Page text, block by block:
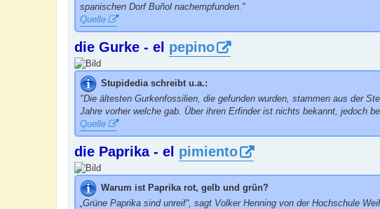
spanischen Dorf Buñol nachempfunden."
Quelle
die Gurke - el pepino
Stupidedia schreibt u.a.:
"Die ältesten Gurkenfossilien, die gefunden wurden, stammen aus der
Jahre vorher welche gab. Über ihren Erfinder ist nichts bekannt, jedoch
Quelle
die Paprika - el pimiento
Warum ist Paprika rot, gelb und grün?
„Grüne Paprika sind unreif“, sagt Volker Henning von der Hochschule